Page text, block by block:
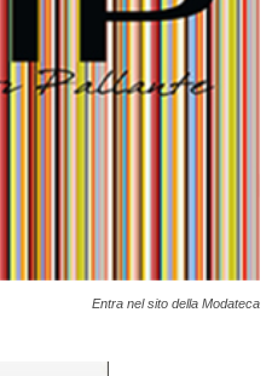
Entra nel sito della Modateca